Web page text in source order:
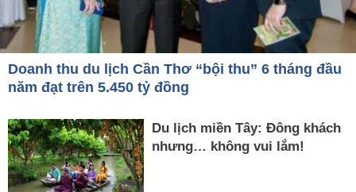
Doanh thu du lịch Cần Thơ “bội thu” 6 tháng đầu
năm đạt trên 5.450 tỷ đồng
Du lịch miền Tây: Đông khách
nhưng… không vui lắm!